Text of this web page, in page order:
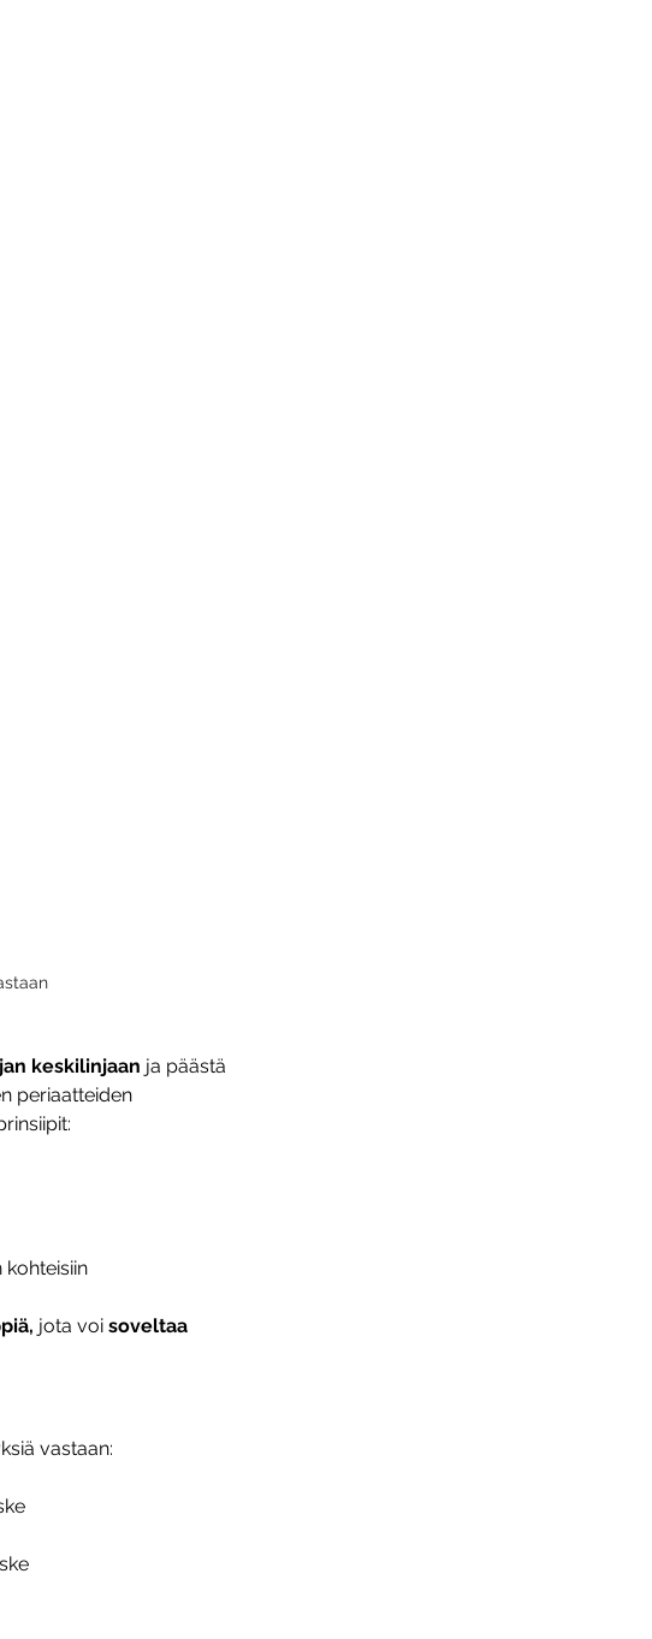
keskilinjaan ja päästä
periaatteiden
kohteisiin
jota voi soveltaa
vastaan: